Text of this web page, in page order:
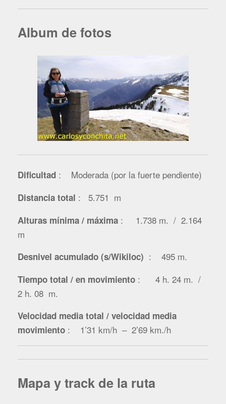
Album de fotos
Dificultad : Moderada (por la fuerte pendiente)
Distancia total : 5.751 m
Alturas mínima / máxima : 1.738 m. / 2.164
m
Desnivel acumulado (s/Wikiloc) : 495 m.
Tiempo total / en movimiento : 4 h. 24 m. /
2 h. 08 m.
Velocidad media total / velocidad media
movimiento : 1’31 km/h – 2’69 km./h
Mapa y track de la ruta